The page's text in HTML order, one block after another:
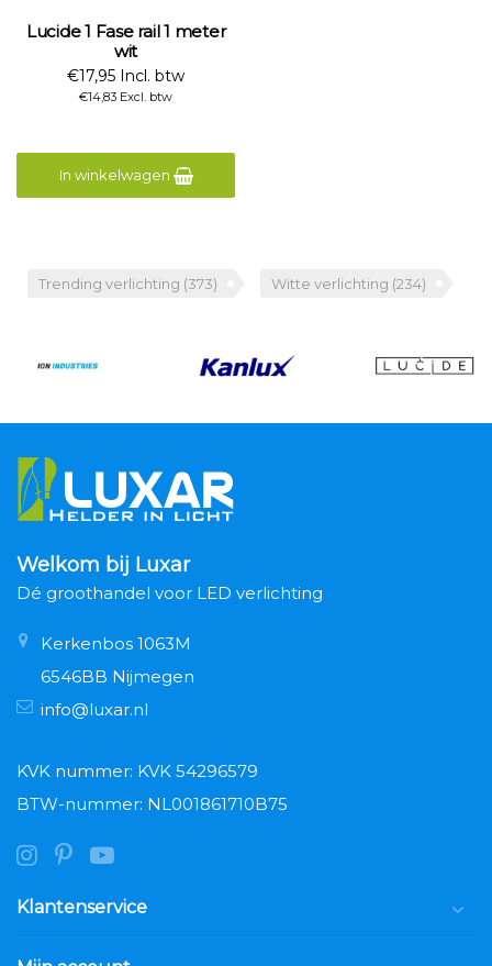
Lucide 1 Fase rail 1 meter
wit
€17,95 Incl. btw
€14,83 Excl. btw
In winkelwagen
Trending verlichting (373) Witte verlichting (234)
Welkom bij Luxar
Dé groothandel voor LED verlichting
Kerkenbos 1063M
6546BB Nijmegen
info@luxar.nl
KVK nummer: KVK 54296579
BTW-nummer: NL001861710B75
Klantenservice